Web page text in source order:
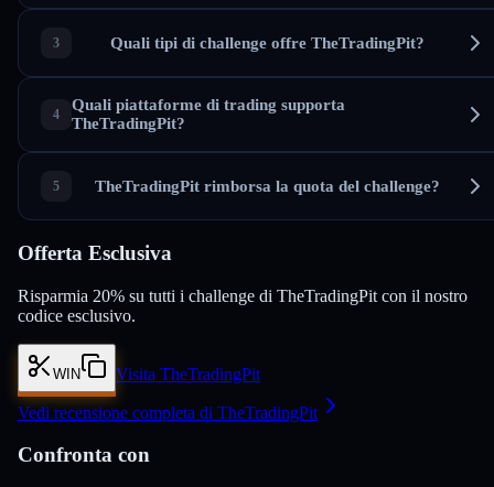
Quali tipi di challenge offre TheTradingPit?
Quali piattaforme di trading supporta
TheTradingPit?
TheTradingPit rimborsa la quota del challenge?
Offerta Esclusiva
Risparmia 20% su tutti i challenge di TheTradingPit con il nostro
codice esclusivo.
WIN Visita TheTradingPit
Vedi recensione completa di TheTradingPit
Confronta con